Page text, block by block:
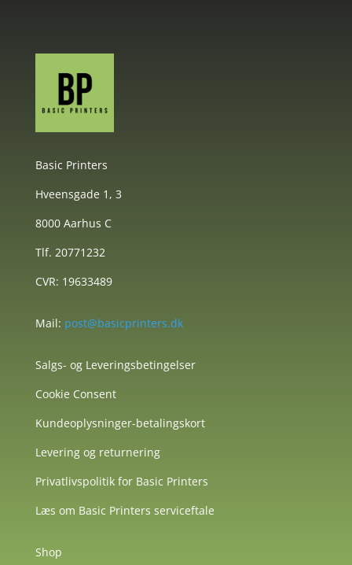
Basic Printers
Hveensgade 1, 3
8000 Aarhus C
Tlf. 20771232
CVR: 19633489
Mail: post@basicprinters.dk
Salgs- og Leveringsbetingelser
Cookie Consent
Kundeoplysninger-betalingskort
Levering og returnering
Privatlivspolitik for Basic Printers
Læs om Basic Printers serviceftale
Shop